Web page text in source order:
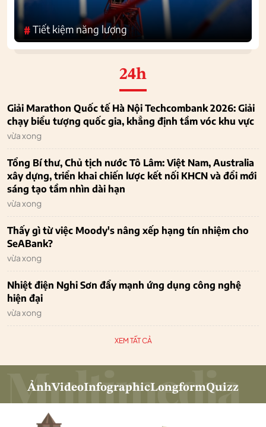
#Tiết kiệm năng lượng
24h
Giải Marathon Quốc tế Hà Nội Techcombank 2026: Giải
chạy biểu tượng quốc gia, khẳng định tầm vóc khu vực
vừa xong
Tổng Bí thư, Chủ tịch nước Tô Lâm: Việt Nam, Australia
xây dựng, triển khai chiến lược kết nối KHCN và đổi mới
sáng tạo tầm nhìn dài hạn
vừa xong
Thấy gì từ việc Moody's nâng xếp hạng tín nhiệm cho
SeABank?
vừa xong
Nhiệt điện Nghi Sơn đẩy mạnh ứng dụng công nghệ
hiện đại
vừa xong
XEM TẤT CẢ
ẢnhVideoInfographicLongformQuizz